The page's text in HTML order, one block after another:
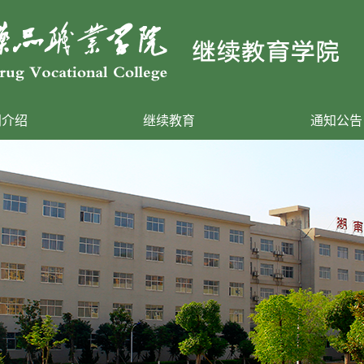
绍 继续教育 通知公告